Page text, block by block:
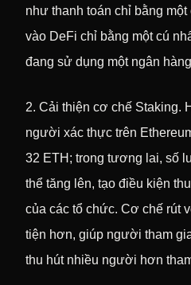
như thanh toán chỉ bằng
vào DeFi chỉ bằng một cú
đang sử dụng một ngân
2. Cải thiện cơ chế Staking.
người xác thực trên
32 ETH; trong tương lai, số
thể tăng lên, tạo điều kiện
của các tổ chức. Cơ chế rút
tiện hơn, giúp người tham
thu hút nhiều người hơn